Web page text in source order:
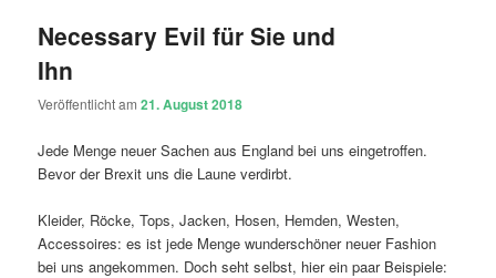
Necessary Evil für Sie und
Ihn
Veröffentlicht am21. August 2018
Jede Menge neuer Sachen aus England bei uns eingetroffen.
Bevor der Brexit uns die Laune verdirbt.
Kleider, Röcke, Tops, Jacken, Hosen, Hemden, Westen,
Accessoires: es ist jede Menge wunderschöner neuer Fashion
bei uns angekommen. Doch seht selbst, hier ein paar Beispiele: